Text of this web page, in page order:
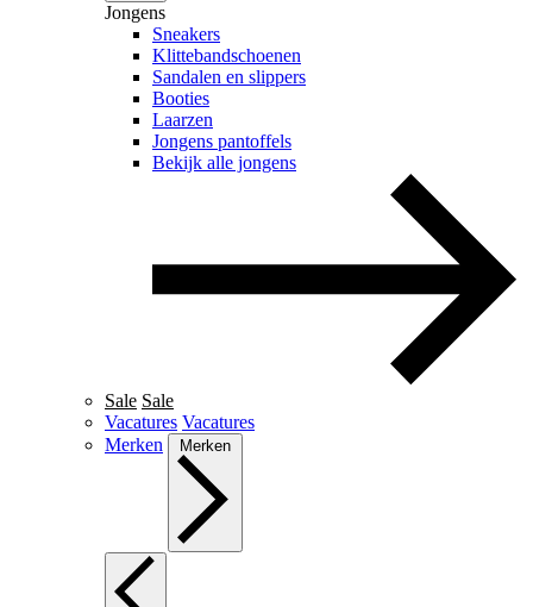
Jongens
Sneakers
Klittebandschoenen
Sandalen en slippers
Booties
Laarzen
Jongens pantoffels
Bekijk alle jongens
Sale Sale
Vacatures Vacatures
Merken
Merken